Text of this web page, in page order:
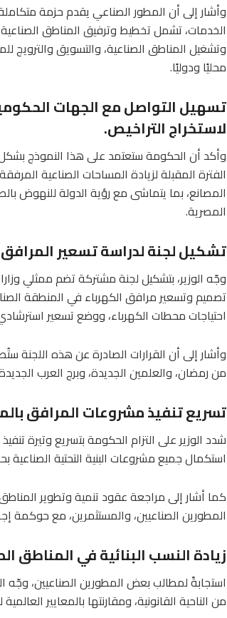
وأشار إلى أن المطور الصناعي يقدم حزمة
الخدمات، تشمل تخطيط وترفيق المناطق
وتشغيل المناطق الصناعية، والتسويق والترويج
محليًا ودوليًا.
تسهيل التواصل مع الجهات
لاستخراج التراخيص.
وأكد أن الحكومة ستعتمد على هذا النموذج
الفترة المقبلة لزيادة المساحات الصناعية
المصانع، بما يتماشى مع رؤية الدولة للنهوض
المصرية.
تشكيل لجنة لدراسة تسعير المرافق
وجّه الوزير، بتشكيل لجنة مشتركة تضم ممثلي
تصميم وتسعير مرافق الكهرباء في المنطقة
احتياجات محطات الكهرباء، ووضع تسعير
وأشار إلى أن القرارات الصادرة عن هذه اللجنة
من رمضان، والعلمين الجديدة، وبرج العرب
تسريع تنفيذ مشروعات المرافق
شدد الوزير على التزام الحكومة بتسريع وتيرة
استكمال جميع مشروعات البنية التحتية الصناعية بحلول 30 يونيو
كما أشار إلى مراجعة عقود تنمية وتطوير
المطورين الصناعيين، والمستثمرين، مع حوكمة
زيادة النسب البنائية في المناطق
استجابةً لمطالب بعض المطورين الصناعيين، وجّه
من الناحية القانونية، ومقارنتها بالمعايير